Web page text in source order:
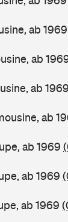
ab 1969
ab
ab 1969
ab
ab 1969
ab 1969
ab 1969